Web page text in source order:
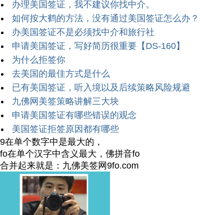
办理美国签证，我不建议你找中介。
如何按大鹤的方法，没有通过美国签证怎么办？
办美国签证不是必须找中介和旅行社
申请美国签证，写好简历很重要【DS-160】
为什么拒签你
去美国的最佳方式是什么
已有美国签证，听入境以及后续策略风险规避
九佛网美签策略讲解三大块
申请美国签证有哪些错误的观念
美国签证拒签原因都有哪些
9在单个数字中是最大的，
fo在单个汉字中含义最大，佛拼音fo
合并起来就是：九佛美签网9fo.com